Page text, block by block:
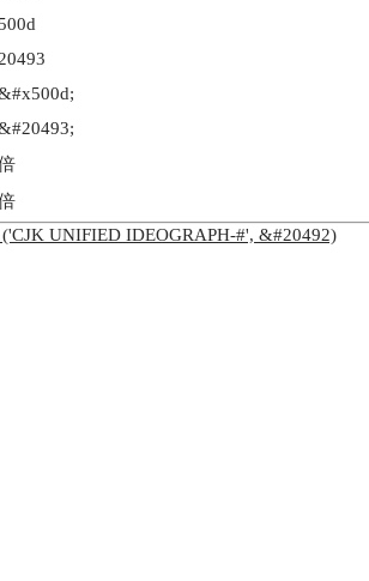
500d
20493
('CJK UNIFIED IDEOGRAPH-#', &#20492)